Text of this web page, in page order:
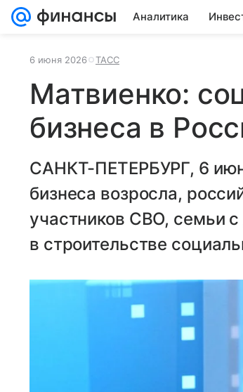
Аналитика
6 июня 2026 ТАСС
Матвиенко:
бизнеса в
САНКТ-ПЕТЕРБУРГ, 6
бизнеса возросла,
участников СВО, семьи
в строительстве